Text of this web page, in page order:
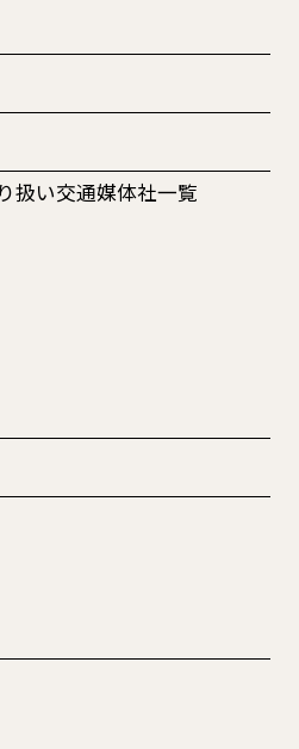
扱い交通媒体社一覧